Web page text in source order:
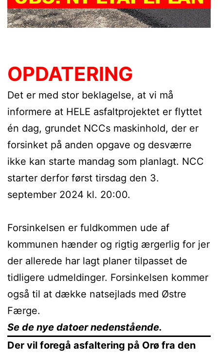
OPDATERING
Det er med stor beklagelse, at vi må
informere at HELE asfaltprojektet er flyttet
én dag, grundet NCCs maskinhold, der er
forsinket på anden opgave og desværre
ikke kan starte mandag som planlagt. NCC
starter derfor først tirsdag den 3.
september 2024 kl. 20:00.
Forsinkelsen er fuldkommen ude af
kommunen hænder og rigtig ærgerlig for jer
der allerede har lagt planer tilpasset de
tidligere udmeldinger. Forsinkelsen kommer
også til at dække natsejlads med Østre
Færge.
Se de nye datoer nedenstående.
Der vil foregå asfaltering på Orø fra den